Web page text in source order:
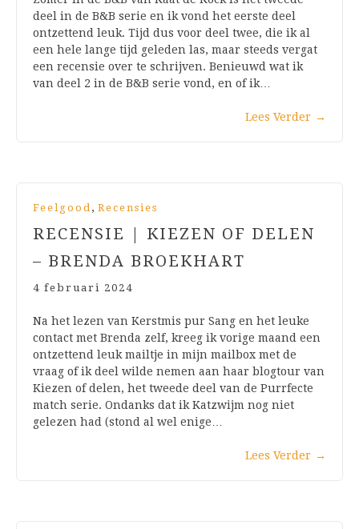
deel in de B&B serie en ik vond het eerste deel
ontzettend leuk. Tijd dus voor deel twee, die ik al
een hele lange tijd geleden las, maar steeds vergat
een recensie over te schrijven. Benieuwd wat ik
van deel 2 in de B&B serie vond, en of ik…
Lees Verder →
Feelgood , Recensies
RECENSIE | KIEZEN OF DELEN
– BRENDA BROEKHART
4 februari 2024
Na het lezen van Kerstmis pur Sang en het leuke
contact met Brenda zelf, kreeg ik vorige maand een
ontzettend leuk mailtje in mijn mailbox met de
vraag of ik deel wilde nemen aan haar blogtour van
Kiezen of delen, het tweede deel van de Purrfecte
match serie. Ondanks dat ik Katzwijm nog niet
gelezen had (stond al wel enige…
Lees Verder →